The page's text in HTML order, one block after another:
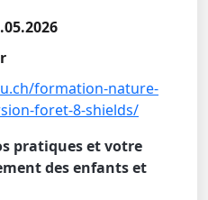
formation-nature-
foret-8-shields/
pratiques et votre
des enfants et